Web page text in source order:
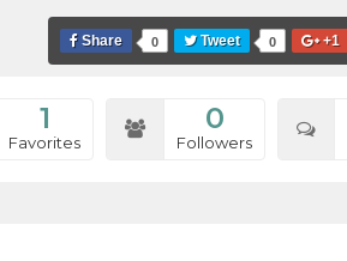
Share 0 Tweet 0 +1
1
Favorites
0
Followers